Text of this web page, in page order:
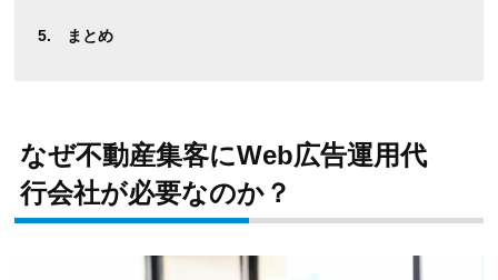
まとめ
なぜ不動産集客にWeb広告運用代
行会社が必要なのか？